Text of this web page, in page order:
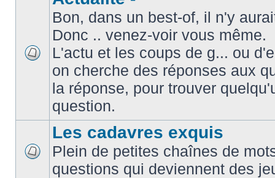
Bon, dans un best-of, il n'y
Donc .. venez-voir vous même.
L'actu et les coups de g... ou
on cherche des réponses aux
la réponse, pour trouver
question.
Les cadavres exquis
Plein de petites chaînes de
questions qui deviennent des